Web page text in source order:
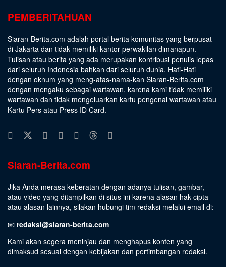
PEMBERITAHUAN
Siaran-Berita.com adalah portal berita komunitas yang berpusat
di Jakarta dan tidak memiliki kantor perwakilan dimanapun.
Tulisan atau berita yang ada merupakan kontribusi penulis lepas
dari seluruh Indonesia bahkan dari seluruh dunia. Hati-Hati
dengan oknum yang meng-atas-nama-kan Siaran-Berita.com
dengan mengaku sebagai wartawan, karena kami tidak memiliki
wartawan dan tidak mengeluarkan kartu pengenal wartawan atau
Kartu Pers atau Press ID Card.
Siaran-Berita.com
Jika Anda merasa keberatan dengan adanya tulisan, gambar,
atau video yang ditampilkan di situs ini karena alasan hak cipta
atau alasan lainnya, silakan hubungi tim redaksi melalui email di:
📧 redaksi@siaran-berita.com
Kami akan segera meninjau dan menghapus konten yang
dimaksud sesuai dengan kebijakan dan pertimbangan redaksi.